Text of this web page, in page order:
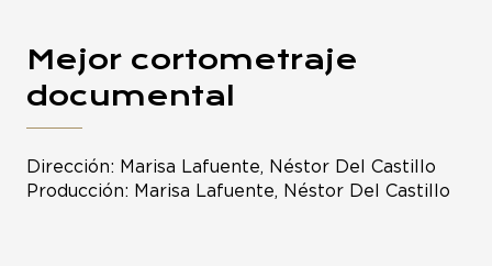
Mejor cortometraje
documental
Dirección: Marisa Lafuente, Néstor Del Castillo
Producción: Marisa Lafuente, Néstor Del Castillo